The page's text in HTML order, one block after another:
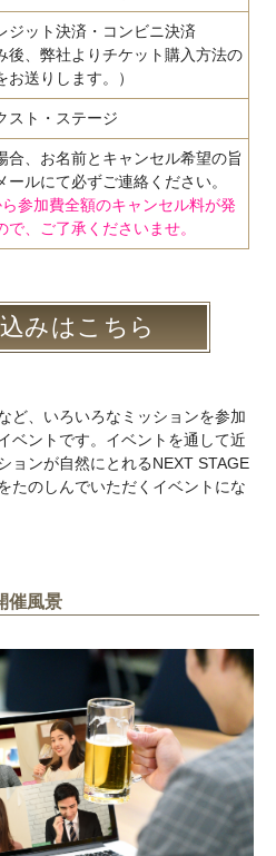
ジット決済・コンビニ決済
後、弊社よりチケット購入方法の
お送りします。）
ト・ステージ
合、お名前とキャンセル希望の旨
ールにて必ずご連絡ください。
参加費全額のキャンセル料が発
で、ご了承くださいませ。
みはこちら
ど、いろいろなミッションを参加
ベントです。イベントを通して近
ョンが自然にとれるNEXT STAGE
たのしんでいただくイベントにな
催風景